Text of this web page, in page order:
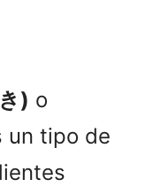
) o
un tipo de